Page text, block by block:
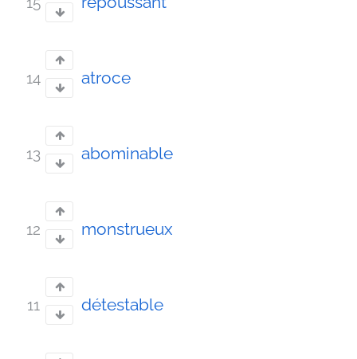
14 atroce
13 abominable
12 monstrueux
11 détestable